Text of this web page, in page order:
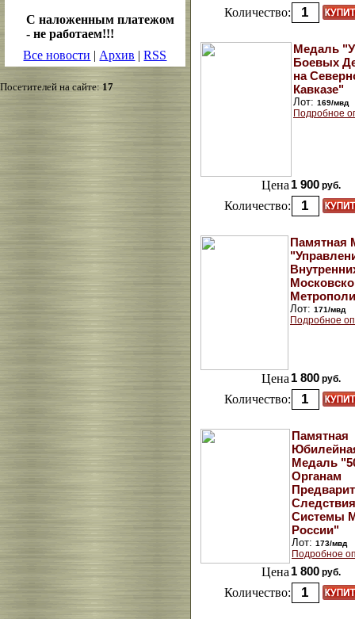
С наложенным платежом
- не работаем!!!
Все новости | Архив |RSS
Посетителей на сайте:17
Количество:
Медаль
Боевых
на
Кавказе"
Лот: 169/мвд
Подробное
Цена 1 900 руб.
Количество:
Памятная
Лот: 171/мвд
Подробное
Цена 1 800 руб.
Количество:
Памятная
Медаль
Органам
Следствия
Системы
России"
Лот: 173/мвд
Подробное
Цена 1 800 руб.
Количество: